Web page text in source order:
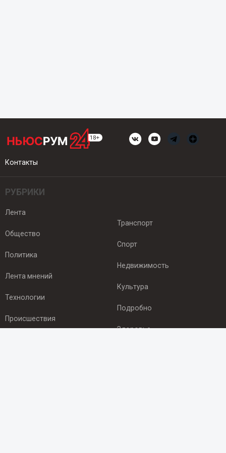
Контакты
РУБРИКИ
Лента
Общество
Политика
Лента мнений
Технологии
Происшествия
Транспорт
Спорт
Недвижимость
Культура
Подробно
Здоровье